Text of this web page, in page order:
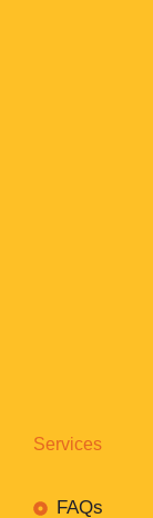
Services
FAQs